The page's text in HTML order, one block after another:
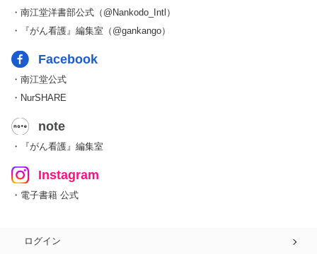
・南江堂洋書部公式（@Nankodo_Intl）
・『がん看護』編集室（@gankango）
Facebook
・南江堂公式
・NurSHARE
note
・『がん看護』編集室
Instagram
・電子書籍 公式
ログイン